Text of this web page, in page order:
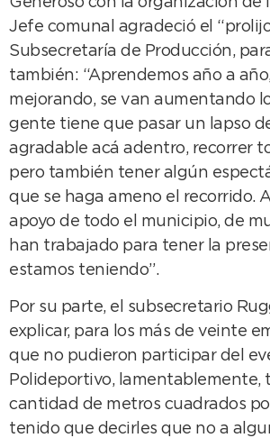
Jefe comunal agradeció el
Subsecretaría de Producción,
también: “Aprendemos año a
mejorando, se van aumentando
gente tiene que pasar un lapso
agradable acá adentro, recorrer
pero también tener algún
que se haga ameno el recorrido.
apoyo de todo el municipio, de
han trabajado para tener la
estamos teniendo”.
Por su parte, el subsecretario
explicar, para los más de veinte
que no pudieron participar del
Polideportivo, lamentablemente,
cantidad de metros cuadrados
tenido que decirles que no a